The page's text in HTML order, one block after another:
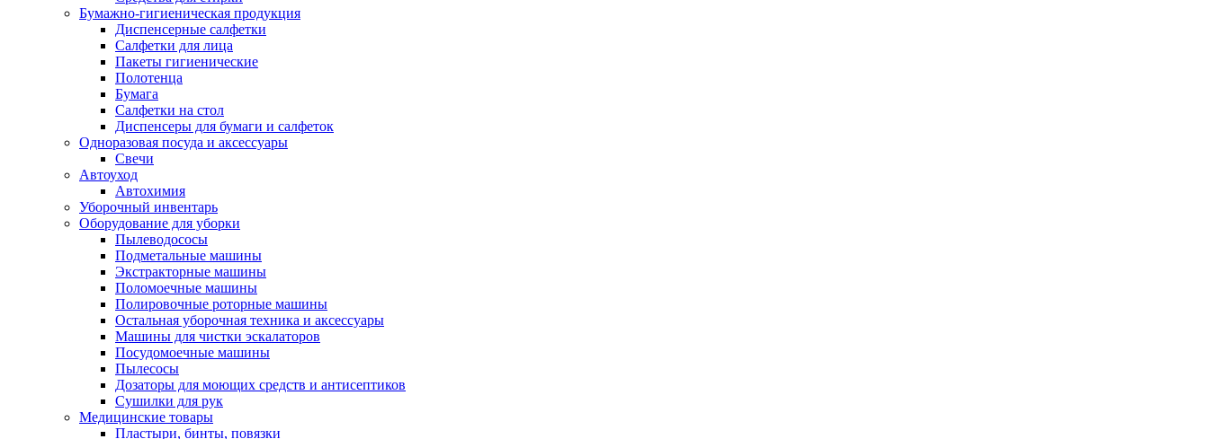
Бумажно-гигиеническая продукция
Диспенсерные салфетки
Салфетки для лица
Пакеты гигиенические
Полотенца
Бумага
Салфетки на стол
Диспенсеры для бумаги и салфеток
Одноразовая посуда и аксессуары
Свечи
Автоуход
Автохимия
Уборочный инвентарь
Оборудование для уборки
Пылеводососы
Подметальные машины
Экстракторные машины
Поломоечные машины
Полировочные роторные машины
Остальная уборочная техника и аксессуары
Машины для чистки эскалаторов
Посудомоечные машины
Пылесосы
Дозаторы для моющих средств и антисептиков
Сушилки для рук
Медицинские товары
Пластыри, бинты, повязки